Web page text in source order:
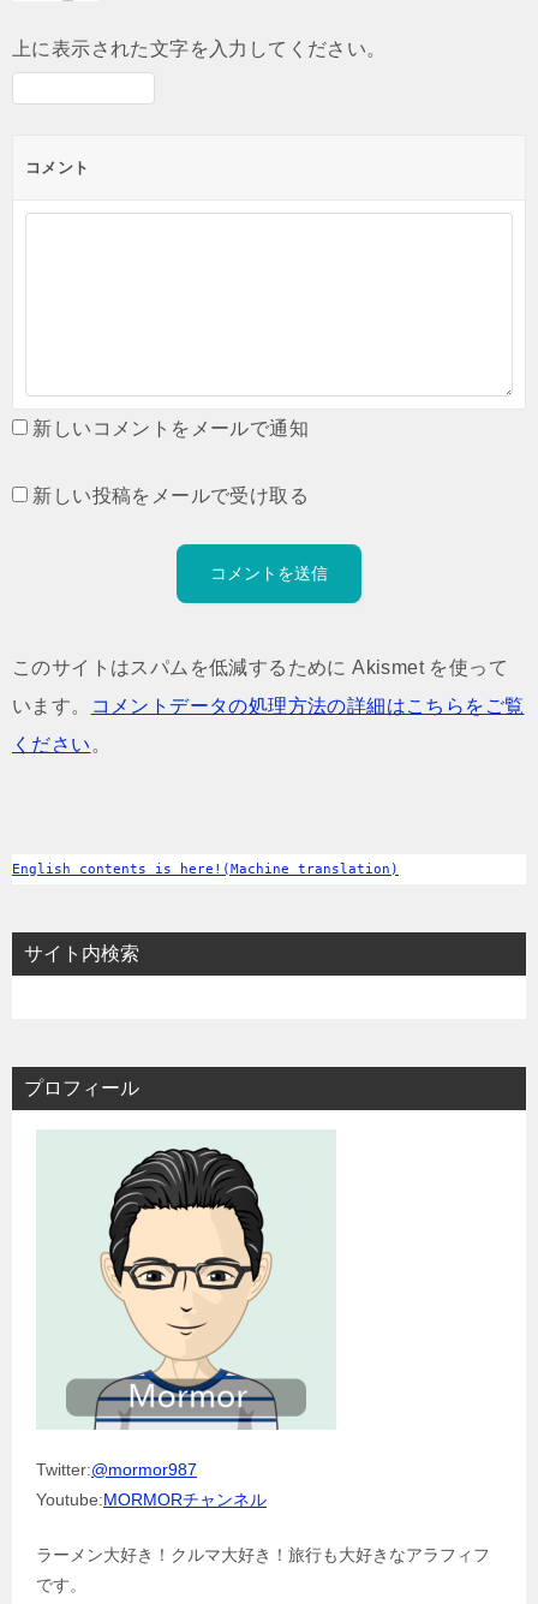
上に表示された文字を入力してください。
コメント
新しいコメントをメールで通知
新しい投稿をメールで受け取る
このサイトはスパムを低減するために Akismet を使って
います。
コメントデータの処理方法の詳細はこちらをご覧
ください 。
English contents is here!(Machine translation)
サイト内検索
プロフィール
Twitter:@mormor987
Youtube:MORMORチャンネル
ラーメン大好き！クルマ大好き！旅行も大好きなアラフィフ
です。